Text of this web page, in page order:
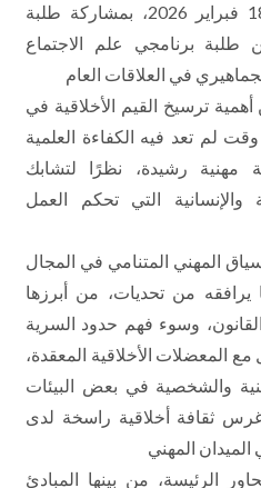
الإكلينيكي، وذلك يومي 11 و18 فبراير 2026، بمشاركة طلبة
برنامجي علم الاجتماع
في العلاقات العام
ترسيخ القيم الأخلاقية في
لم تعد فيه الكفاءة العلمية
مهنية رشيدة، نظرًا لتشابك
والإنسانية التي تحكم العمل
المهني المتنامي في المجال
يرافقه من تحديات، من أبرزها
وسوء فهم حدود السرية
المعضلات الأخلاقية المعقدة،
والشخصية في بعض البيئات
ثقافة أخلاقية راسخة لدى
المهني
الرئيسة، من بينها المبادئ